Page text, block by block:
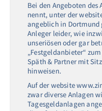
Bei den Angeboten des
nennt, unter der
angeblich in Dortmund
Anleger leider, wie
unseriösen oder gar
„Festgeldanbieter“
Späth & Partner mit
hinweisen.
Auf der website
zwar diverse Anlagen
Tagesgeldanlagen